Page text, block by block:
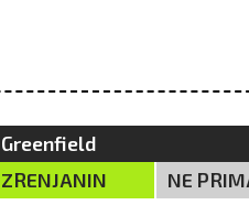
Greenfield
ZRENJANIN
NE